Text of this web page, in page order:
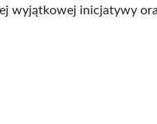
wyjątkowej inicjatywy